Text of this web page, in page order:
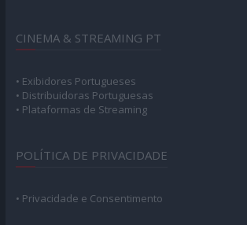
CINEMA & STREAMING PT
• Exibidores Portugueses
• Distribuidoras Portuguesas
• Plataformas de Streaming
POLÍTICA DE PRIVACIDADE
• Privacidade e Consentimento